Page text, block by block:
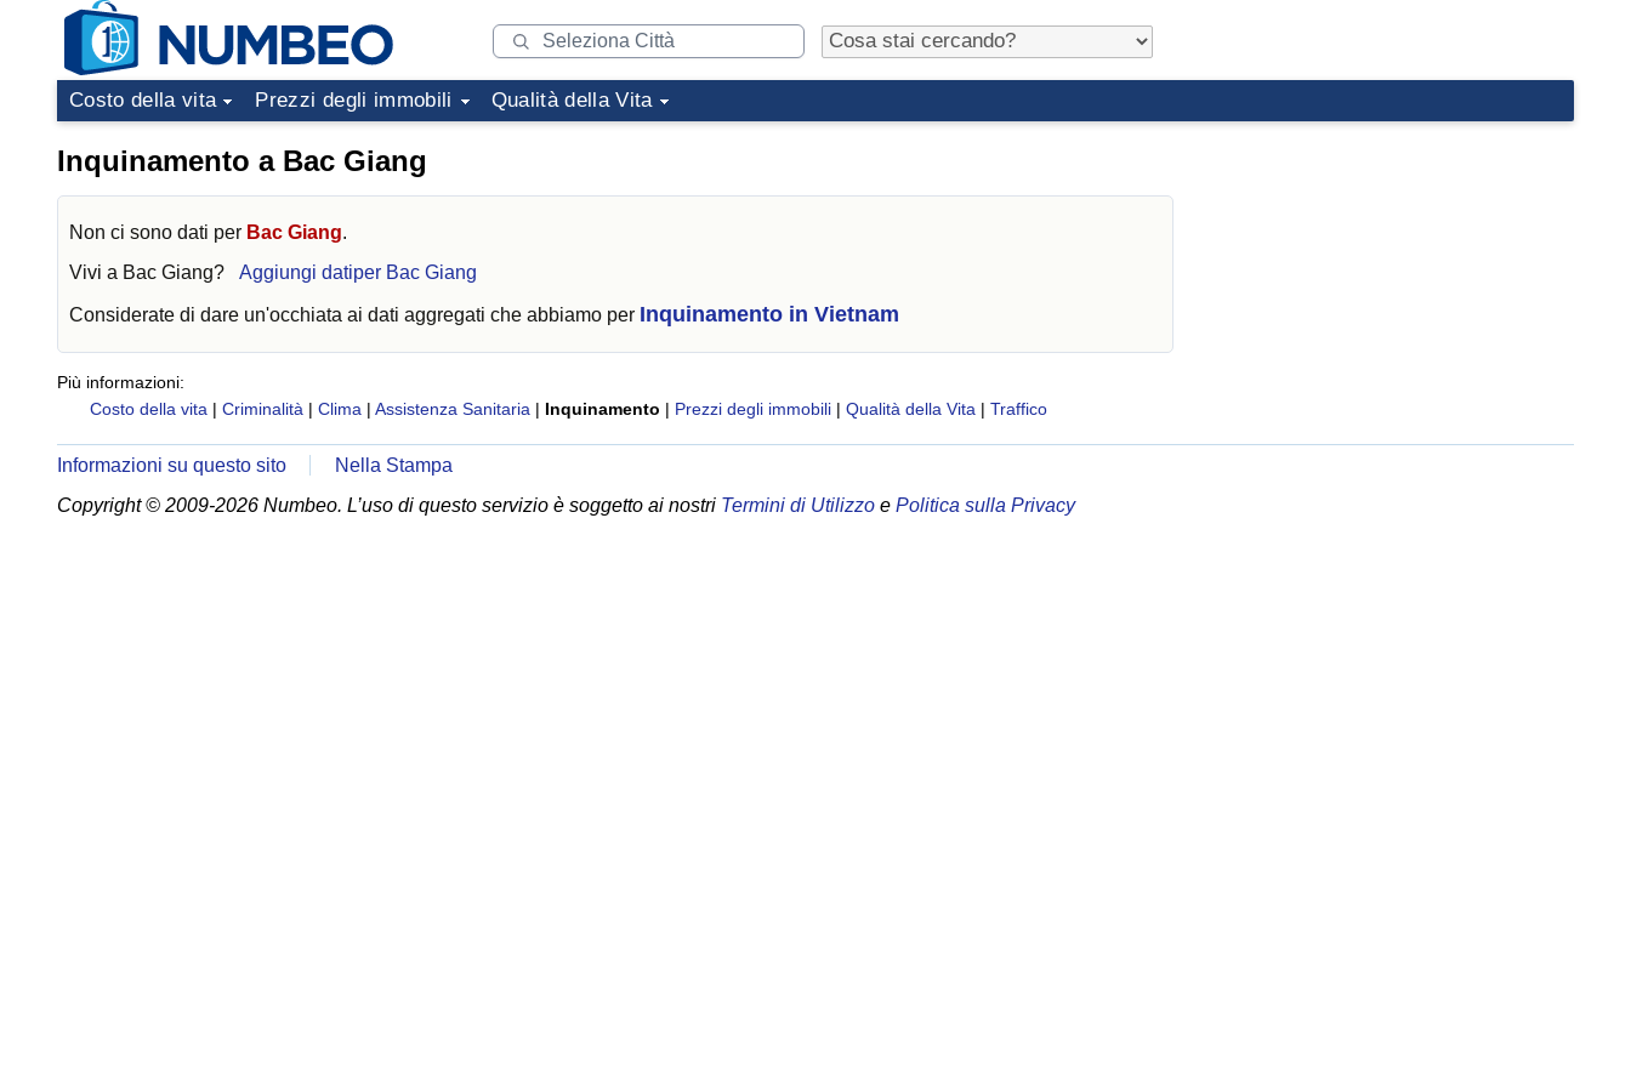
Costo della vita Prezzi degli immobili Qualità della Vita
Inquinamento a Bac Giang
Non ci sono dati per Bac Giang.
Vivi a Bac Giang? Aggiungi datiper Bac Giang
Considerate di dare un'occhiata ai dati aggregati che abbiamo per Inquinamento in Vietnam
Più informazioni:
Costo della vita | Criminalità | Clima | Assistenza Sanitaria | Inquinamento | Prezzi degli immobili | Qualità della Vita | Traffico
Informazioni su questo sito
Nella Stampa
Copyright © 2009-2026 Numbeo. L’uso di questo servizio è soggetto ai nostri Termini di Utilizzo e Politica sulla Privacy